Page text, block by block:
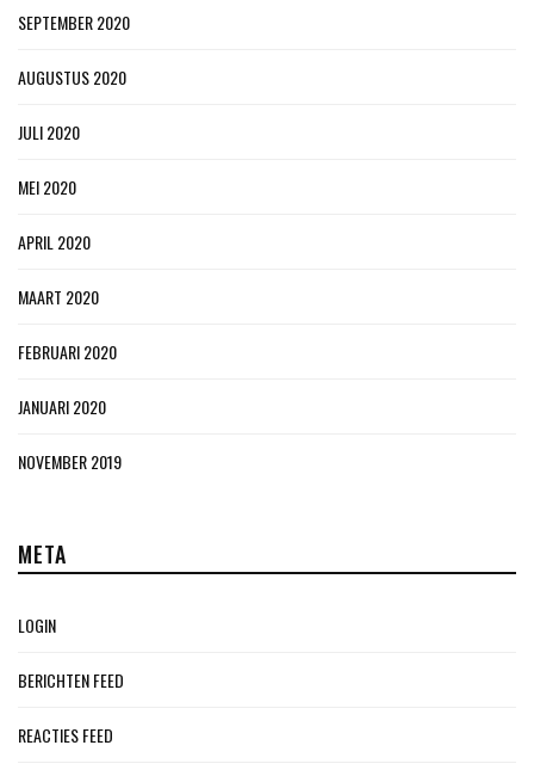
SEPTEMBER 2020
AUGUSTUS 2020
JULI 2020
MEI 2020
APRIL 2020
MAART 2020
FEBRUARI 2020
JANUARI 2020
NOVEMBER 2019
META
LOGIN
BERICHTEN FEED
REACTIES FEED